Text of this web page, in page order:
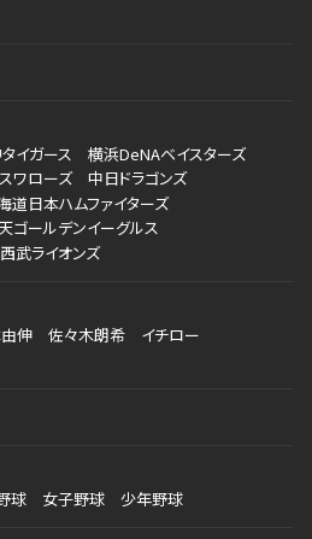
イガース
横浜DeNAベイスターズ
ワローズ
中日ドラゴンズ
道日本ハムファイターズ
ゴールデンイーグルス
武ライオンズ
伸 佐々木朗希
イチロー
球 女子野球 少年野球